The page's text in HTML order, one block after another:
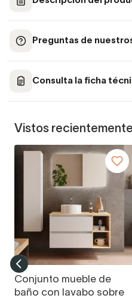
Preguntas de
Consulta la ficha
Vistos recientemente
Conjunto mueble de
baño con lavabo sobre